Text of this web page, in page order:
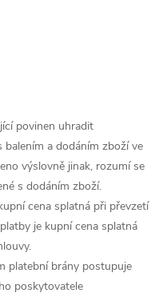
povinen uhradit
balením a dodáním zboží ve
výslovně jinak, rozumí se
s dodáním zboží.
cena splatná při převzetí
je kupní cena splatná
platební brány postupuje
poskytovatele